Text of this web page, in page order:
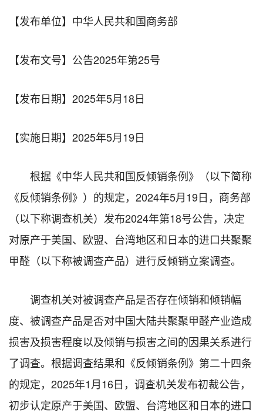
【发布单位】中华人民共和国商务部
【发布文号】公告2025年第25号
【发布日期】 2025年5月18日
【实施日期】 2025年5月19日
根据《中华人民共和国反倾销条例》（以下简称
《反倾销条例》）的规定，2024年5月19日，商务部
（以下称调查机关）发布2024年第18号公告，决定
对原产于美国、欧盟、台湾地区和日本的进口共聚聚
甲醛（以下称被调查产品）进行反倾销立案调查。
调查机关对被调查产品是否存在倾销和倾销幅
度、被调查产品是否对中国大陆共聚聚甲醛产业造成
损害及损害程度以及倾销与损害之间的因果关系进行
了调查。根据调查结果和《反倾销条例》第二十四条
的规定，2025年1月16日，调查机关发布初裁公告，
初步认定原产于美国、欧盟、台湾地区和日本的进口